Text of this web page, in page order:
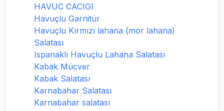
HAVUC CACIGI
Havuçlu Garnitür
Havuçlu Kırmızı lahana (mor lahana)
Salatası
Ispanaklı Havuçlu Lahana Salatası
Kabak Mücver
Kabak Salatası
Karnabahar Salatası
Karnabahar salatası